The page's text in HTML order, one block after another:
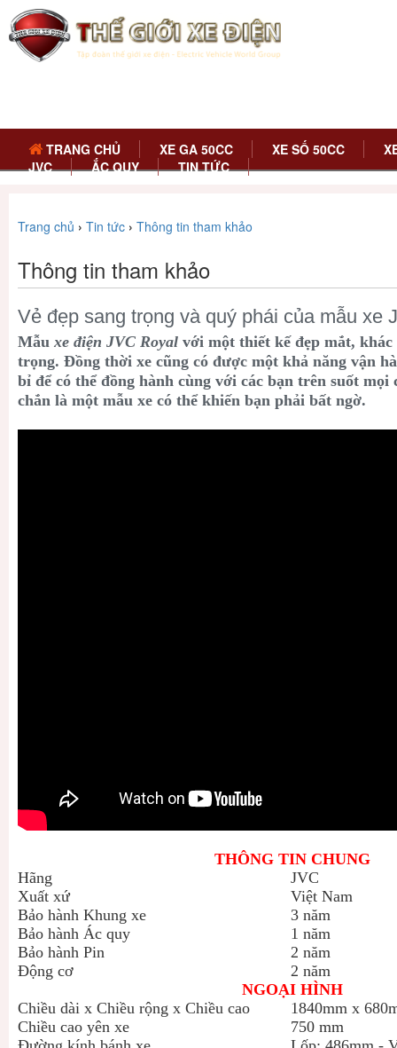
TRANG CHỦ XE GA 50CC XE SỐ 50CC
JVC
ẮC QUY TIN TỨC
Trang chủ › Tin tức › Thông tin tham khảo
Thông tin tham khảo
Vẻ đẹp sang trọng và quý phái của mẫu xe
Mẫu xe điện JVC Royal với một thiết kế đẹp mắt,
trọng. Đồng thời xe cũng có được một khả năng vận
bỉ để có thể đồng hành cùng với các bạn trên suốt mọi
chắn là một mẫu xe có thể khiến bạn phải bất ngờ.
THÔNG TIN CHUNG
Hãng
JVC
Xuất xứ
Việt Nam
Bảo hành Khung xe
3 năm
Bảo hành Ác quy
1 năm
Bảo hành Pin
2 năm
Động cơ
2 năm
NGOẠI HÌNH
Chiều dài x Chiều rộng x Chiều cao
1840mm x
Chiều cao yên xe
750 mm